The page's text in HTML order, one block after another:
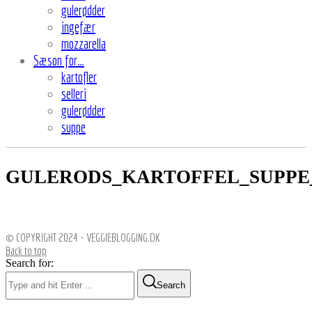
gulerødder
ingefær
mozzarella
Sæson for…
kartofler
selleri
gulerødder
suppe
© COPYRIGHT 2024 - VEGGIEBLOGGING.DK
Back to top
Search for:
Search